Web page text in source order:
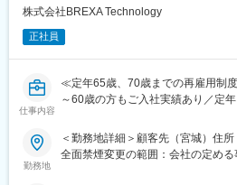
■魅力：
評価データをまとめるだけではなく
が発生したのか」を追究できるポジ
データ分析を通じて、
・不具合解析
・品質評価
・プリント基板技術
といった専門性を高めることができ
株式会社BREXA Technology
正社員
仕事内容
≪定年65歳、70歳までの再雇用制
～60歳の方もご入社実績あり／定
歓迎≫
■業務内容：
勤務地
＜勤務地詳細＞顧客先（宮城）住
全面禁煙変更の範囲：会社の定める